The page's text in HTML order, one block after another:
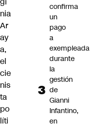
nia
Ar
ay
a,
el
cie
nis
ta
po
líti
confirma
un
pago
a
exempleada
durante
la
gestión
de
Gianni
Infantino,
en